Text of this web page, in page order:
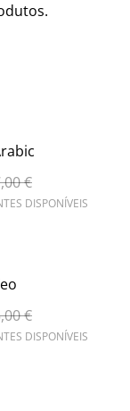
€
DISPONÍVEIS
€
DISPONÍVEIS